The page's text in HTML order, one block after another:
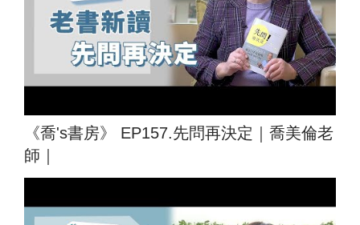
《喬's書房》 EP157.先問再決定｜喬美倫老
師｜